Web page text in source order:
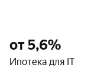
от 5,6%
Ипотека для IT